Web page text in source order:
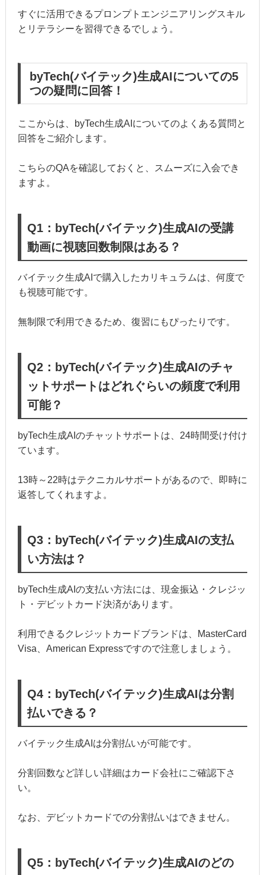
すぐに活用できるプロンプトエンジニアリングスキル
とリテラシーを習得できるでしょう。
byTech(バイテック)生成AIについての5
つの疑問に回答！
ここからは、byTech生成AIについてのよくある質問と
回答をご紹介します。
こちらのQAを確認しておくと、スムーズに入会でき
ますよ。
Q1：byTech(バイテック)生成AIの受講
動画に視聴回数制限はある？
バイテック生成AIで購入したカリキュラムは、何度で
も視聴可能です。
無制限で利用できるため、復習にもぴったりです。
Q2：byTech(バイテック)生成AIのチャ
ットサポートはどれぐらいの頻度で利用
可能？
byTech生成AIのチャットサポートは、24時間受け付け
ています。
13時～22時はテクニカルサポートがあるので、即時に
返答してくれますよ。
Q3：byTech(バイテック)生成AIの支払
い方法は？
byTech生成AIの支払い方法には、現金振込・クレジッ
ト・デビットカード決済があります。
利用できるクレジットカードブランドは、MasterCard
Visa、American Expressですので注意しましょう。
Q4：byTech(バイテック)生成AIは分割
払いできる？
バイテック生成AIは分割払いが可能です。
分割回数など詳しい詳細はカード会社にご確認下さ
い。
なお、デビットカードでの分割払いはできません。
Q5：byTech(バイテック)生成AIのどの